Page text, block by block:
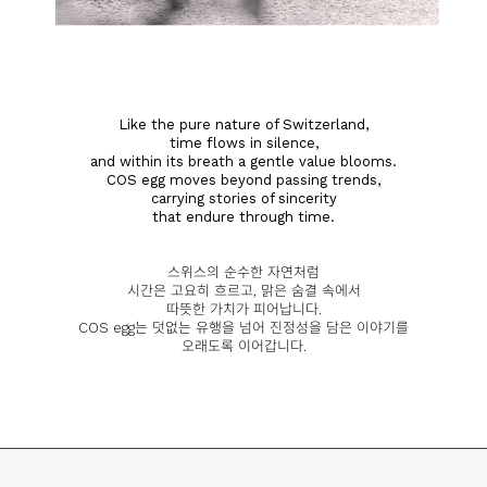
Like the pure nature of Switzerland,
time flows in silence,
and within its breath a gentle value blooms.
COS egg moves beyond passing trends,
carrying stories of sincerity
that endure through time.
스위스의 순수한 자연처럼
시간은 고요히 흐르고, 맑은 숨결 속에서
따뜻한 가치가 피어납니다.
COS egg는 덧없는 유행을 넘어 진정성을 담은 이야기를
오래도록 이어갑니다.